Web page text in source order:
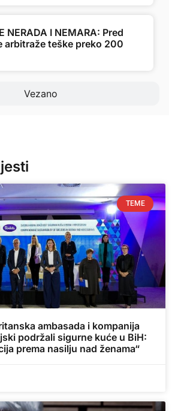
Vezano
NERADA I NEMARA: Pred
arbitraže teške preko 200
TEME
ambasada i kompanija
podržali sigurne kuće u BiH:
prema nasilju nad ženama“